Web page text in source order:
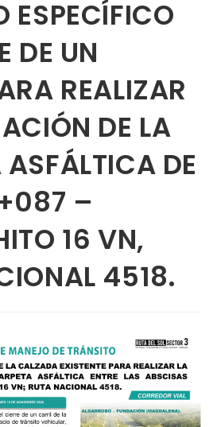
ESPECÍFICO
DE UN
REALIZAR
DE LA
DE
–
16 VN,
4518.